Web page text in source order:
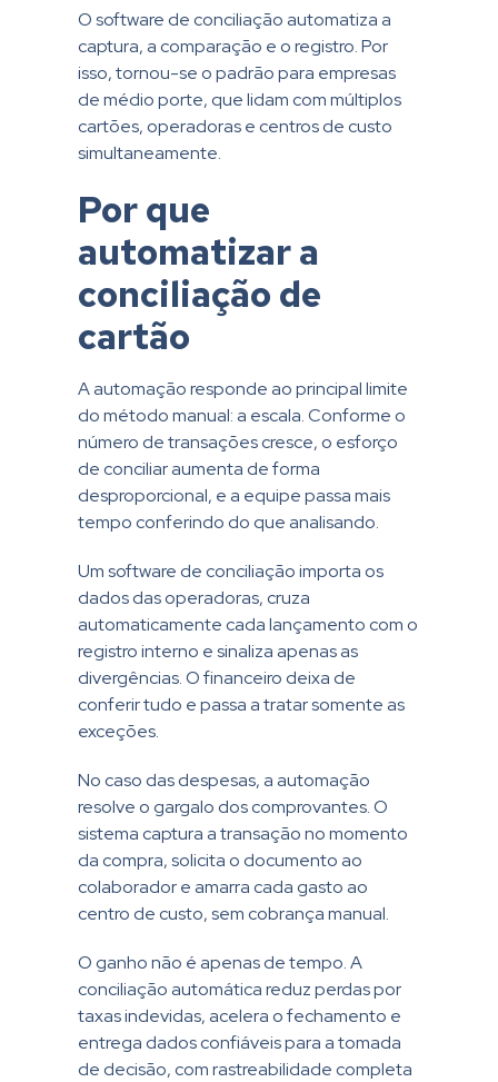
O software de conciliação automatiza a
captura, a comparação e o registro. Por
isso, tornou-se o padrão para empresas
de médio porte, que lidam com múltiplos
cartões, operadoras e centros de custo
simultaneamente.
Por que
automatizar a
conciliação de
cartão
A automação responde ao principal limite
do método manual: a escala. Conforme o
número de transações cresce, o esforço
de conciliar aumenta de forma
desproporcional, e a equipe passa mais
tempo conferindo do que analisando.
Um software de conciliação importa os
dados das operadoras, cruza
automaticamente cada lançamento com o
registro interno e sinaliza apenas as
divergências. O financeiro deixa de
conferir tudo e passa a tratar somente as
exceções.
No caso das despesas, a automação
resolve o gargalo dos comprovantes. O
sistema captura a transação no momento
da compra, solicita o documento ao
colaborador e amarra cada gasto ao
centro de custo, sem cobrança manual.
O ganho não é apenas de tempo. A
conciliação automática reduz perdas por
taxas indevidas, acelera o fechamento e
entrega dados confiáveis para a tomada
de decisão, com rastreabilidade completa